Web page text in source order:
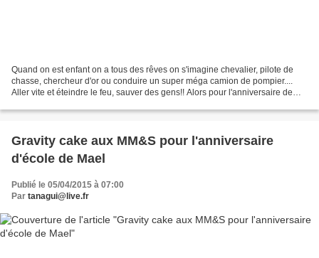
Quand on est enfant on a tous des rêves on s'imagine chevalier, pilote de
chasse, chercheur d'or ou conduire un super méga camion de pompier....
Aller vite et éteindre le feu, sauver des gens!! Alors pour l'anniversaire de
Gravity cake aux MM&S pour l'anniversaire
d'école de Mael
Publié le 05/04/2015 à 07:00
Par tanagui@live.fr